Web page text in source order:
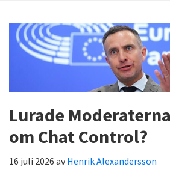
Lurade
om Chat Control?
16 juli 2026 avHenrik Alexandersson